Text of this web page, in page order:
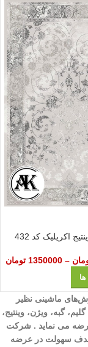
اکریلیک کد 432
–
1350000 تومان
ها
ماشینی نظیر
شانه، 1000 شانه، 1200 شانه، گلیم، گبه، ویژن، وینتیج،
عرضه می نماید . شرکت
با سابقه درخشان 30 ساله با هدف سهولت در عرضه